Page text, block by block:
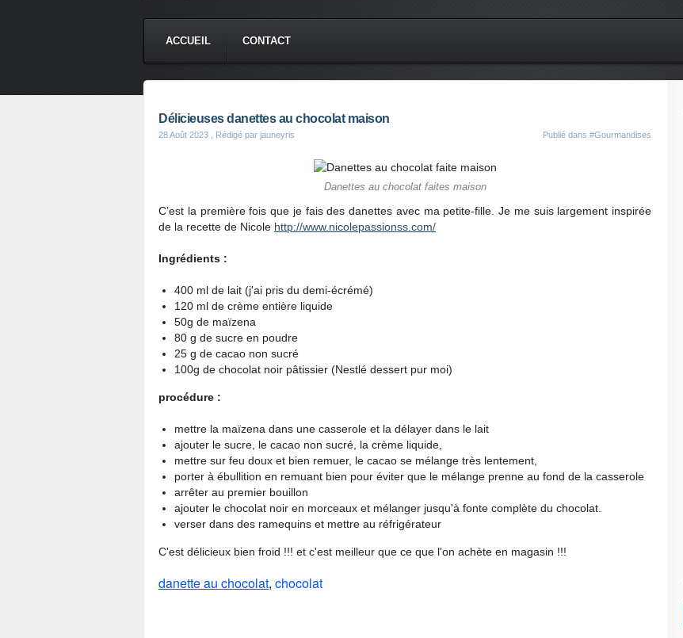
ACCUEIL CONTACT
Délicieuses danettes au chocolat maison
28 Août 2023 , Rédigé par jauneyris Publié dans #Gourmandises
Danettes au chocolat faites maison
C’est la première fois que je fais des danettes avec ma petite-fille. Je me suis largement inspirée
de la recette de Nicole http://www.nicolepassionss.com/
Ingrédients :
400 ml de lait (j'ai pris du demi-écrémé)
120 ml de crème entière liquide
50g de maïzena
80 g de sucre en poudre
25 g de cacao non sucré
100g de chocolat noir pâtissier (Nestlé dessert pur moi)
procédure :
mettre la maïzena dans une casserole et la délayer dans le lait
ajouter le sucre, le cacao non sucré, la crème liquide,
mettre sur feu doux et bien remuer, le cacao se mélange très lentement,
porter à ébullition en remuant bien pour éviter que le mélange prenne au fond de la casserole
arrêter au premier bouillon
ajouter le chocolat noir en morceaux et mélanger jusqu'à fonte complète du chocolat.
verser dans des ramequins et mettre au réfrigérateur
C'est délicieux bien froid !!! et c'est meilleur que ce que l'on achète en magasin !!!
danette au chocolat, chocolat